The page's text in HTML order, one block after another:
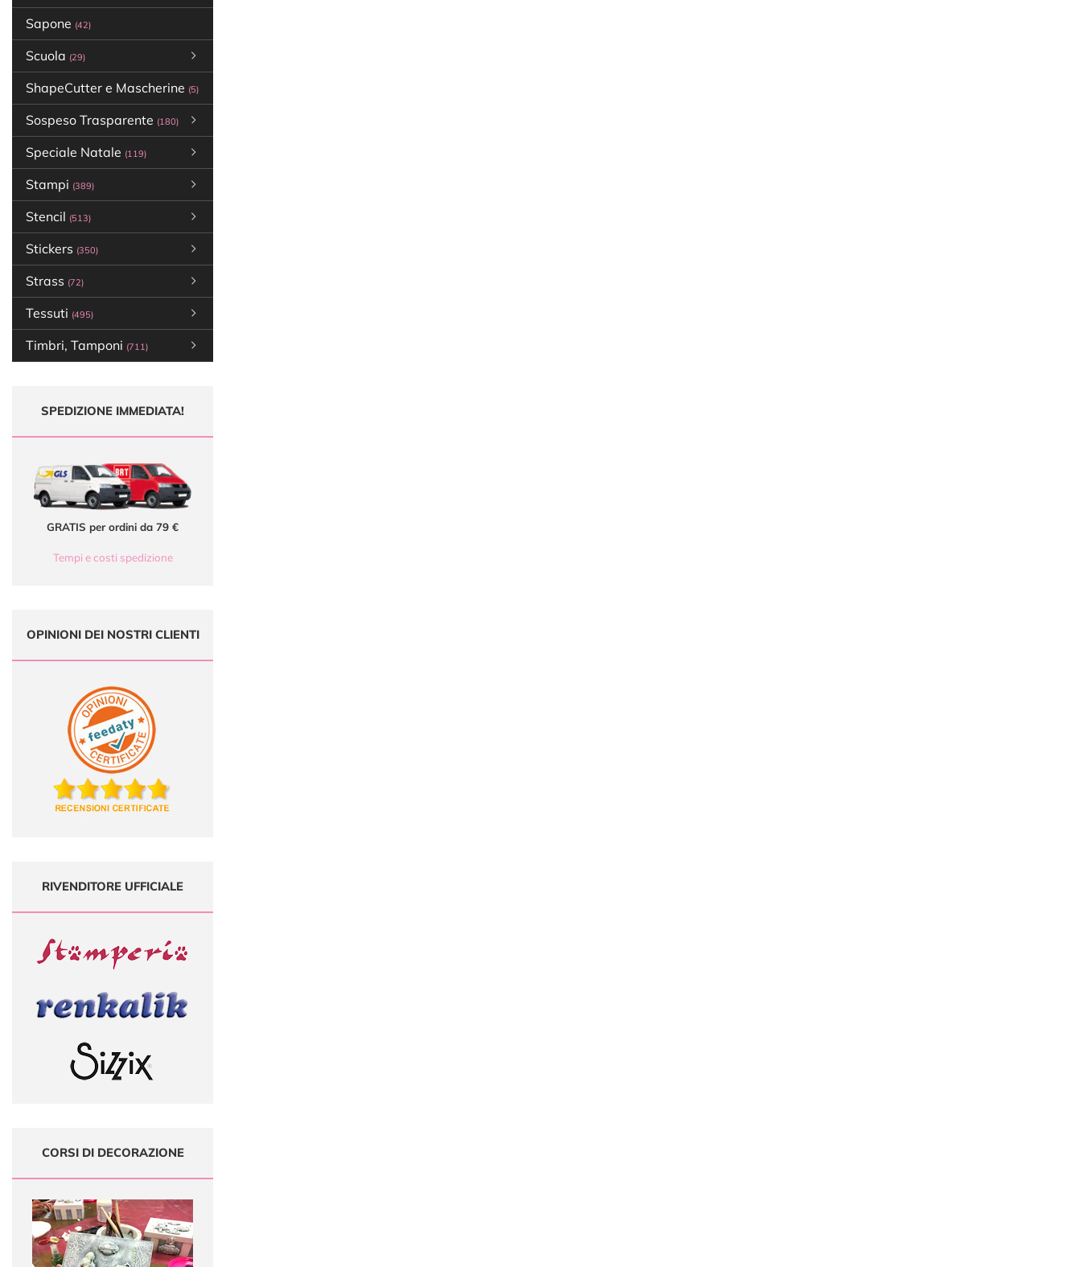
Sapone (42)
Scuola (29)
ShapeCutter e Mascherine (5)
Sospeso Trasparente (180)
Speciale Natale (119)
Stampi (389)
Stencil (513)
Stickers (350)
Strass (72)
Tessuti (495)
Timbri, Tamponi (711)
SPEDIZIONE IMMEDIATA!
GRATIS per ordini da 79 €
Tempi e costi spedizione
OPINIONI DEI NOSTRI CLIENTI
RIVENDITORE UFFICIALE
CORSI DI DECORAZIONE